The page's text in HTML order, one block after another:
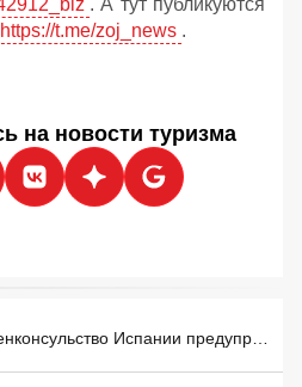
https://t.me/zoj_news .
на новости туризма